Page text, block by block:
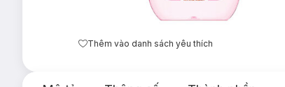
Thêm vào danh sách yêu thích